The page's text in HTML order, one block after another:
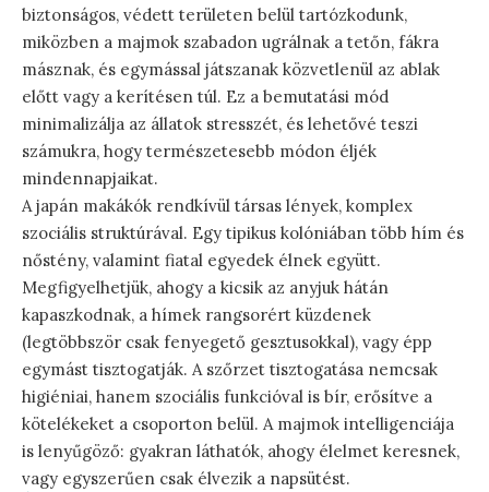
biztonságos, védett területen belül tartózkodunk,
miközben a majmok szabadon ugrálnak a tetőn, fákra
másznak, és egymással játszanak közvetlenül az ablak
előtt vagy a kerítésen túl. Ez a bemutatási mód
minimalizálja az állatok stresszét, és lehetővé teszi
számukra, hogy természetesebb módon éljék
mindennapjaikat.
A japán makákók rendkívül társas lények, komplex
szociális struktúrával. Egy tipikus kolóniában több hím és
nőstény, valamint fiatal egyedek élnek együtt.
Megfigyelhetjük, ahogy a kicsik az anyjuk hátán
kapaszkodnak, a hímek rangsorért küzdenek
(legtöbbször csak fenyegető gesztusokkal), vagy épp
egymást tisztogatják. A szőrzet tisztogatása nemcsak
higiéniai, hanem szociális funkcióval is bír, erősítve a
kötelékeket a csoporton belül. A majmok intelligenciája
is lenyűgöző: gyakran láthatók, ahogy élelmet keresnek,
vagy egyszerűen csak élvezik a napsütést.